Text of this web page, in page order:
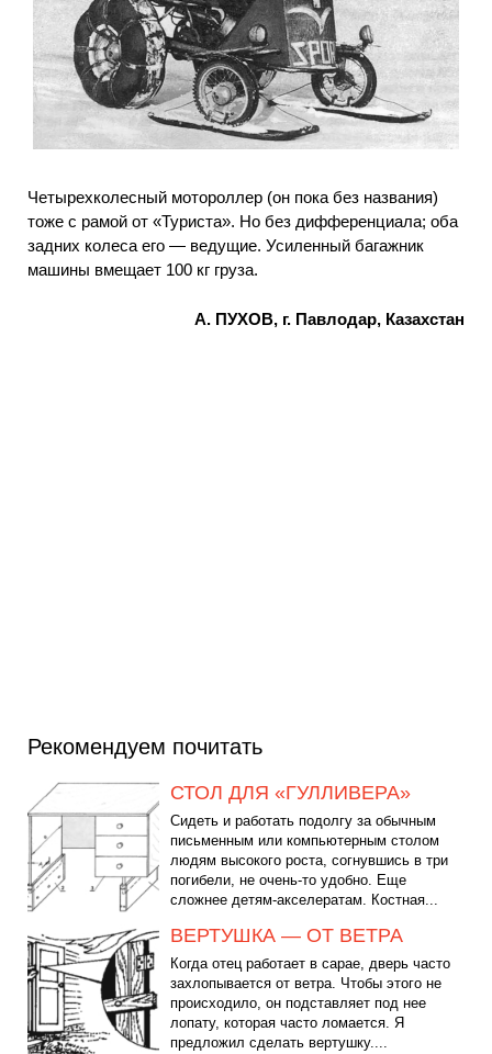
Четырехколесный мотороллер (он пока без названия)
тоже с рамой от «Туриста». Но без дифференциала; оба
задних колеса его — ведущие. Усиленный багажник
машины вмещает 100 кг груза.
А. ПУХОВ, г. Павлодар, Казахстан
Рекомендуем почитать
СТОЛ ДЛЯ «ГУЛЛИВЕРА»
Сидеть и работать подолгу за обычным
письменным или компьютерным столом
людям высокого роста, согнувшись в три
погибели, не очень-то удобно. Еще
сложнее детям-акселератам. Костная...
ВЕРТУШКА — ОТ ВЕТРА
Когда отец работает в сарае, дверь часто
захлопывается от ветра. Чтобы этого не
происходило, он подставляет под нее
лопату, которая часто ломается. Я
предложил сделать вертушку....